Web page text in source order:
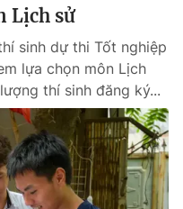
Lịch sử
sinh dự thi Tốt nghiệp
lựa chọn môn Lịch
thí sinh đăng ký...